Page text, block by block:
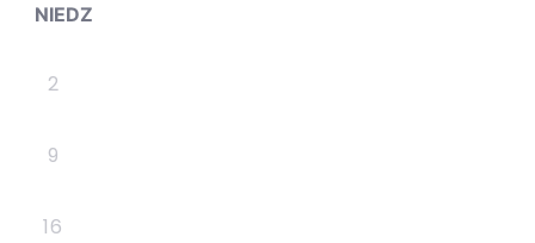
NIEDZ
2
9
16